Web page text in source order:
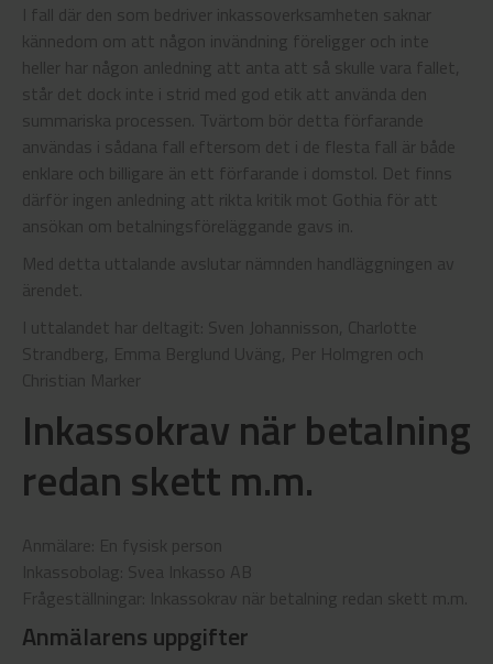
I fall där den som bedriver inkassoverksamheten saknar
kännedom om att någon invändning föreligger och inte
heller har någon anledning att anta att så skulle vara fallet,
står det dock inte i strid med god etik att använda den
summariska processen. Tvärtom bör detta förfarande
användas i sådana fall eftersom det i de flesta fall är både
enklare och billigare än ett förfarande i domstol. Det finns
därför ingen anledning att rikta kritik mot Gothia för att
ansökan om betalningsföreläggande gavs in.
Med detta uttalande avslutar nämnden handläggningen av
ärendet.
I uttalandet har deltagit: Sven Johannisson, Charlotte
Strandberg, Emma Berglund Uväng, Per Holmgren och
Christian Marker
Inkassokrav när betalning
redan skett m.m.
Anmälare: En fysisk person
Inkassobolag: Svea Inkasso AB
Frågeställningar: Inkassokrav när betalning redan skett m.m.
Anmälarens uppgifter